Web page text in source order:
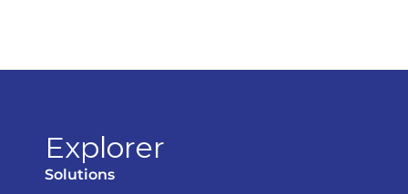
Explorer
Solutions